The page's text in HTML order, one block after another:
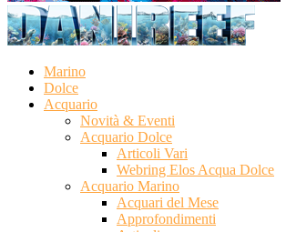
Marino
Dolce
Acquario
Novità & Eventi
Acquario Dolce
Articoli Vari
Webring Elos Acqua Dolce
Acquario Marino
Acquari del Mese
Approfondimenti